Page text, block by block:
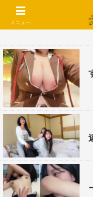
コメント
メニュー